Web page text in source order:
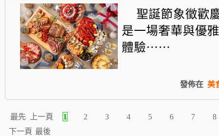
聖誕節象徵歡
是一場奢華與優
體驗⋯⋯
發佈在 美
最先 上一頁 1 2 3 4 5 6 7
8
下一頁 最後